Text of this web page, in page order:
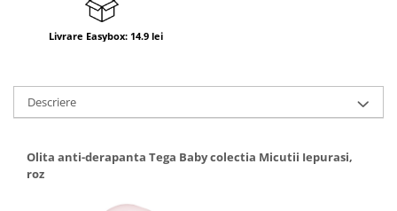
Livrare Easybox: 14.9 lei
Descriere
Olita anti-derapanta Tega Baby colectia Micutii Iepurasi,
roz